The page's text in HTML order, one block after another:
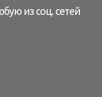
из соц. сетей